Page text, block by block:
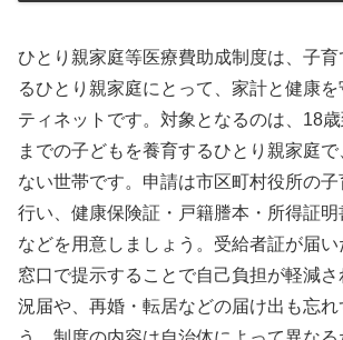
ひとり親家庭等医療費助成制度は、子
るひとり親家庭にとって、家計と健康
ティネットです。対象となるのは、18
までの子どもを養育するひとり親家庭で
ない世帯です。申請は市区町村役所の
行い、健康保険証・戸籍謄本・所得証
などを用意しましょう。受給者証が届
窓口で提示することで自己負担が軽減
況届や、再婚・転居などの届け出も忘れ